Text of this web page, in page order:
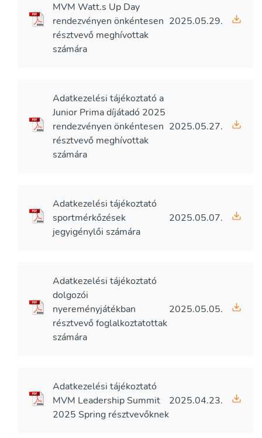
MVM Watt.s Up Day
rendezvényen önkéntesen
résztvevő meghívottak
számára
2025.05.29.
Adatkezelési tájékoztató a
Junior Prima díjátadó 2025
rendezvényen önkéntesen
résztvevő meghívottak
számára
2025.05.27.
Adatkezelési tájékoztató
sportmérkőzések
jegyigénylői számára
2025.05.07.
Adatkezelési tájékoztató
dolgozói
nyereményjátékban
résztvevő foglalkoztatottak
számára
2025.05.05.
Adatkezelési tájékoztató
MVM Leadership Summit
2025 Spring résztvevőknek
2025.04.23.